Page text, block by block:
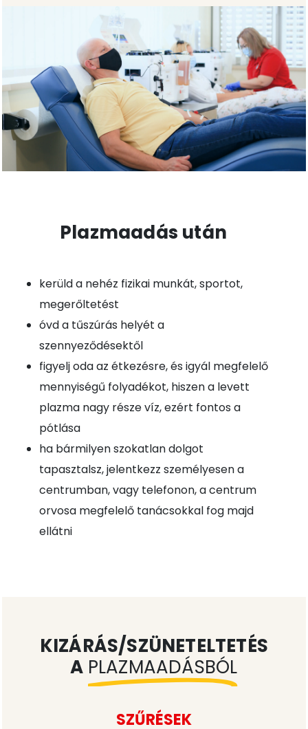
Plazmaadás után
kerüld a nehéz fizikai munkát, sportot,
megerőltetést
óvd a tűszúrás helyét a
szennyeződésektől
figyelj oda az étkezésre, és igyál megfelelő
mennyiségű folyadékot, hiszen a levett
plazma nagy része víz, ezért fontos a
pótlása
ha bármilyen szokatlan dolgot
tapasztalsz, jelentkezz személyesen a
centrumban, vagy telefonon, a centrum
orvosa megfelelő tanácsokkal fog majd
ellátni
KIZÁRÁS/SZÜNETELTETÉS
A PLAZMAADÁSBÓL
SZŰRÉSEK